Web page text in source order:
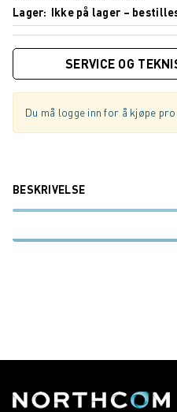
Lager
Ikke på lager –
SERVICE OG
Du må logge inn for å kjøpe
BESKRIVELSE